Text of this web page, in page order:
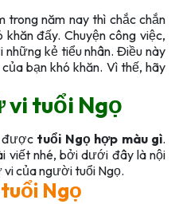
trong năm nay thì chắc chắn
đấy. Chuyện công việc,
kẻ tiểu nhân. Điều này
bạn khó khăn. Vì thế, hãy
vi tuổi Ngọ
được tuổi Ngọ hợp màu gì.
viết nhé, bởi dưới đây là nội
vi của người tuổi Ngọ.
Ngọ